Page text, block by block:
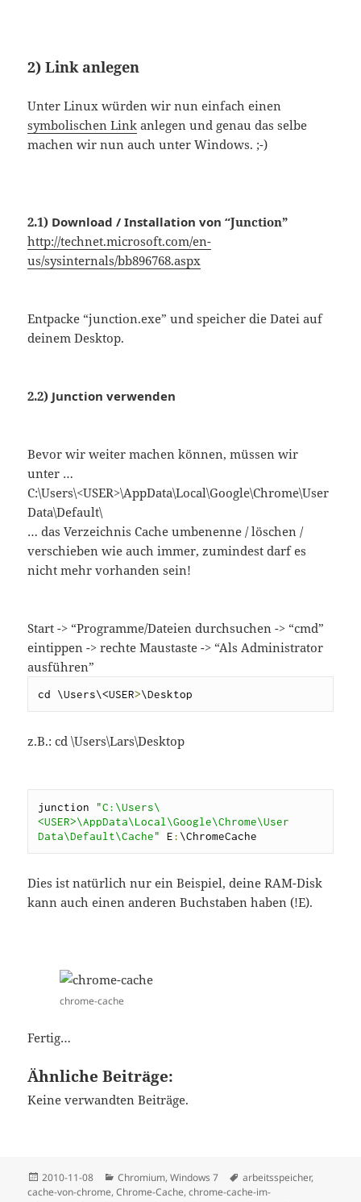
2) Link anlegen
Unter Linux würden wir nun einfach einen
symbolischen Link anlegen und genau das selbe
machen wir nun auch unter Windows. ;-)
2.1) Download / Installation von “Junction”
http://technet.microsoft.com/en-
us/sysinternals/bb896768.aspx
Entpacke “junction.exe” und speicher die Datei auf
deinem Desktop.
2.2) Junction verwenden
Bevor wir weiter machen können, müssen wir
unter …
C:\Users\<USER>\AppData\Local\Google\Chrome\User
Data\Default\
… das Verzeichnis Cache umbenenne / löschen /
verschieben wie auch immer, zumindest darf es
nicht mehr vorhanden sein!
Start -> “Programme/Dateien durchsuchen -> “cmd”
eintippen -> rechte Maustaste -> “Als Administrator
ausführen”
cd \Users\<USER>\Desktop
z.B.: cd \Users\Lars\Desktop
junction "C:\Users\
<USER>\AppData\Local\Google\Chrome\User
Data\Default\Cache"
E: \ChromeCache
Dies ist natürlich nur ein Beispiel, deine RAM-Disk
kann auch einen anderen Buchstaben haben (!E).
chrome-cache
Fertig…
Ähnliche Beiträge:
Keine verwandten Beiträge.
Posted
on
2010-11-08 Categories
Chromium,Windows 7 Tags
arbeitsspeicher,
cache-von-chrome,Chrome-Cache,chrome-cache-im-